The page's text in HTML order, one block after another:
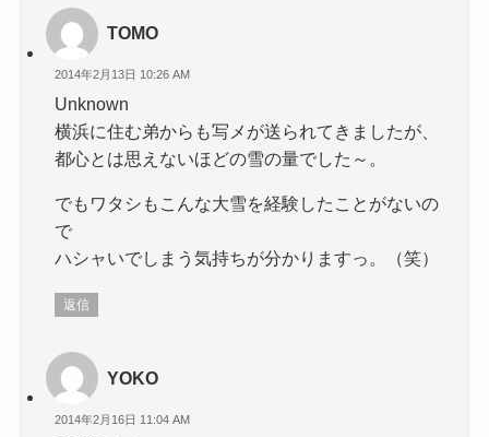
TOMO
2014年2月13日 10:26 AM
Unknown
横浜に住む弟からも写メが送られてきましたが、
都心とは思えないほどの雪の量でした～。
でもワタシもこんな大雪を経験したことがないの
で
ハシャいでしまう気持ちが分かりますっ。（笑）
返信
YOKO
2014年2月16日 11:04 AM